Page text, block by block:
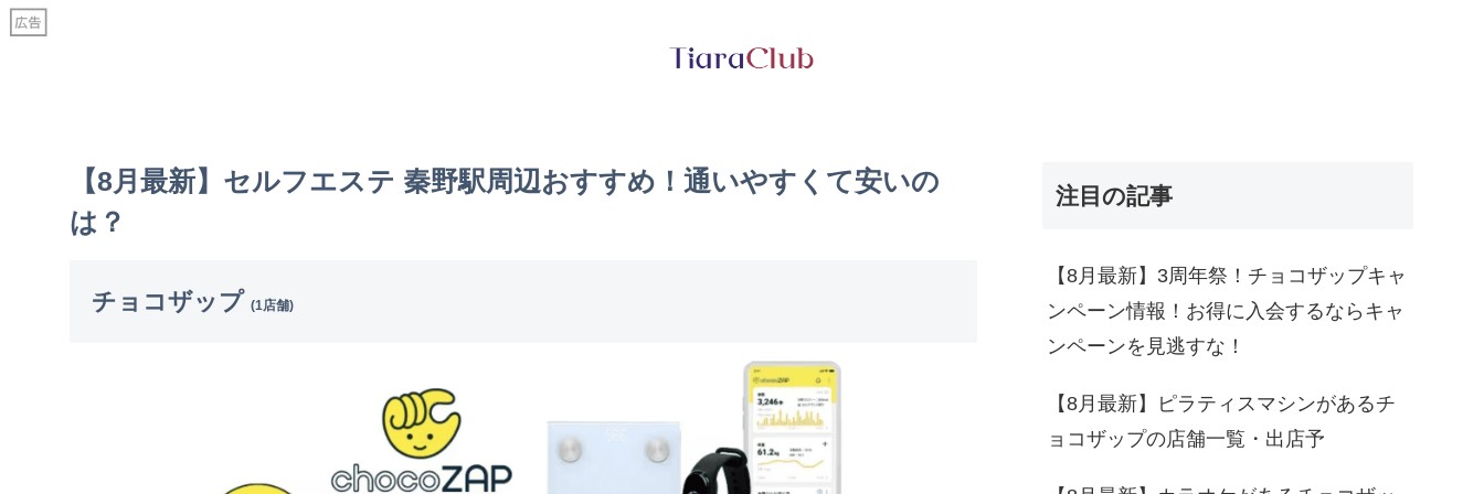
【8月最新】セルフエステ 秦野駅周辺おすすめ！通いやすくて安いの
は？
チョコザップ (1店舗)
注目の記事
【8月最新】3周年祭！チョコザップキャ
ンペーン情報！お得に入会するならキャ
ンペーンを見逃すな！
【8月最新】ピラティスマシンがあるチ
ョコザップの店舗一覧・出店予